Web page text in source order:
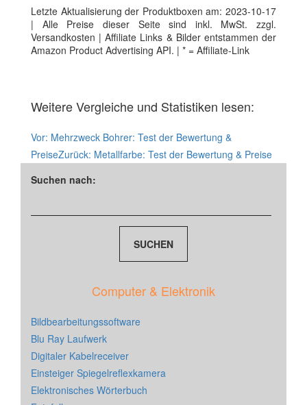
Letzte Aktualisierung der Produktboxen am: 2023-10-17
| Alle Preise dieser Seite sind inkl. MwSt. zzgl.
Versandkosten | Affiliate Links & Bilder entstammen der
Amazon Product Advertising API. | * = Affiliate-Link
Weitere Vergleiche und Statistiken lesen:
Vor: Mehrzweck Bohrer: Test der Bewertung &
PreiseZurück: Metallfarbe: Test der Bewertung & Preise
Suchen nach:
Computer & Elektronik
Bildbearbeitungssoftware
Blu Ray Laufwerk
Digitaler Kabelreceiver
Einsteiger Spiegelreflexkamera
Elektronisches Wörterbuch